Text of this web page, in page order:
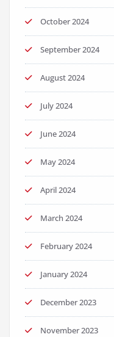
October 2024
September 2024
August 2024
July 2024
June 2024
May 2024
April 2024
March 2024
February 2024
January 2024
December 2023
November 2023